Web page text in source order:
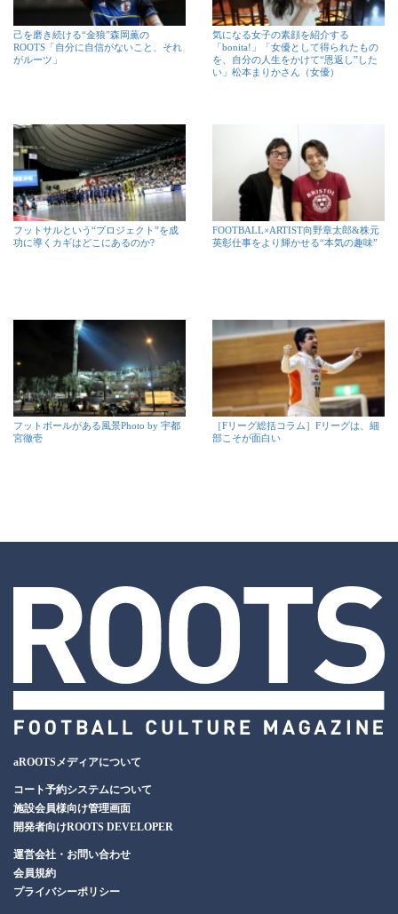
己を磨き続ける“金狼”森岡薫の
ROOTS「自分に自信がないこと、それ
がルーツ」
気になる女子の素顔を紹介する
「bonita!」「女優として得られたもの
を、自分の人生をかけて“恩返し”した
い」松本まりかさん（女優）
フットサルという“プロジェクト”を成
功に導くカギはどこにあるのか?
FOOTBALL×ARTIST向野章太郎&株元
英彰仕事をより輝かせる“本気の趣味”
フットボールがある風景Photo by 宇都
宮徹壱
［Fリーグ総括コラム］Fリーグは、細
部こそが面白い
aROOTSメディアについて
コート予約システムについて
施設会員様向け管理画面
開発者向けROOTS DEVELOPER
運営会社・お問い合わせ
会員規約
プライバシーポリシー